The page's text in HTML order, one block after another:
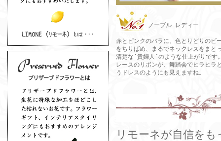
ノーブル レディー
赤とピンクのバラに、色とりどりのビ
をちりばめ、まるでネックレスをまと
清楚な‘貴婦人’のような仕上がりです
レースのリボンが、舞踏会でヒラヒラ
うドレスのようにも見えますね。
リモーネが自信を